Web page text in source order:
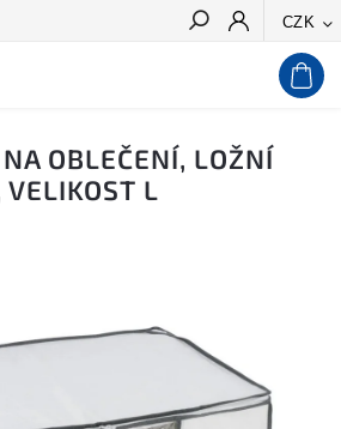
CZK
Hledat
OBLEČENÍ, LOŽNÍ
VELIKOST L